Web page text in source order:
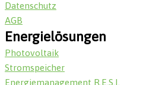
Datenschutz
AGB
Energielösungen
Photovoltaik
Stromspeicher
Energiemanagement R.E.S.I.